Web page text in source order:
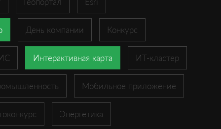
День компании Конкурс
Интерактивная карта ИТ-кластер
Мобильное приложение
Энергетика